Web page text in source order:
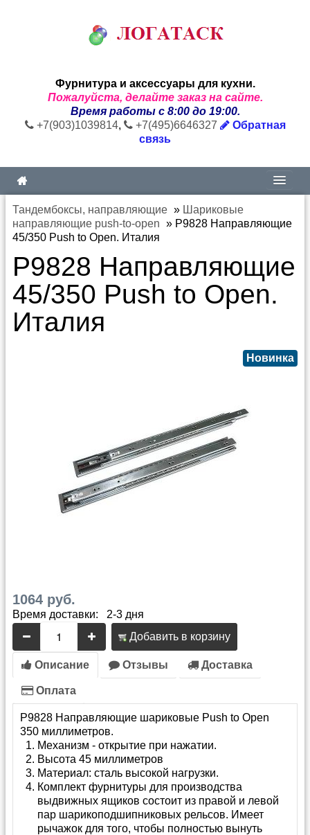
Фурнитура и аксессуары для кухни.
Пожалуйста, делайте заказ на сайте.
Время работы с 8:00 до 19:00.
+7(903)1039814, +7(495)6646327
Обратная
связь
Тандембоксы, направляющие » Шариковые
направляющие push-to-open » P9828 Направляющие
45/350 Push to Open. Италия
P9828 Направляющие
45/350 Push to Open.
Италия
Новинка
1064 руб.
Время доставки: 2-3 дня
Добавить в корзину
Описание Отзывы Доставка
Оплата
P9828 Направляющие шариковые Push to Open
350 миллиметров.
Механизм - открытие при нажатии.
Высота 45 миллиметров
Материал: сталь высокой нагрузки.
Комплект фурнитуры для производства
выдвижных ящиков состоит из правой и левой
пар шарикоподшипниковых рельсов. Имеет
рычажок для того, чтобы полностью вынуть